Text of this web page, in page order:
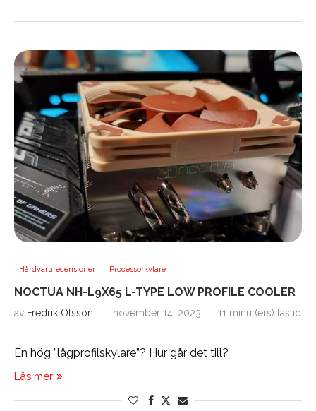
Hårdvarurecensioner Processorkylare
NOCTUA NH-L9X65 L-TYPE LOW PROFILE COOLER
av Fredrik Olsson november 14, 2023 11 minut(ers) lästid
En hög ”lågprofilskylare”? Hur går det till?
Läs mer